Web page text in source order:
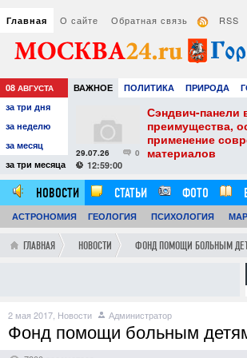
Главная О сайте Обратная связь RSS
08 АВГУСТА ВАЖНОЕ ПОЛИТИКА ПРИРОДА
РАЗВЛЕЧЕНИЯ И ОТДЫХ
за три дня
за неделю
за месяц
за три месяца
советы для
0
29.07.26
12:59:00
Сэндвич-панели
преимущества,
применение
материалов
НОВОСТИ СТАТЬИ ФОТО
АСТРОНОМИЯ ГЕОЛОГИЯ ПСИХОЛОГИЯ
ГЛАВНАЯ НОВОСТИ ФОНД ПОМОЩИ БОЛЬНЫМ
2 мая 2017, Новости Администратор
Фонд помощи больным